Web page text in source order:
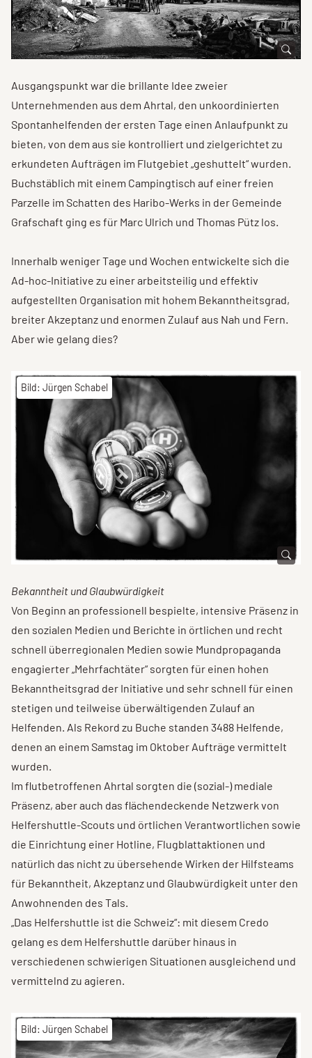
Ausgangspunkt war die brillante Idee zweier
Unternehmenden aus dem Ahrtal, den unkoordinierten
Spontanhelfenden der ersten Tage einen Anlaufpunkt zu
bieten, von dem aus sie kontrolliert und zielgerichtet zu
erkundeten Aufträgen im Flutgebiet „geshuttelt“ wurden.
Buchstäblich mit einem Campingtisch auf einer freien
Parzelle im Schatten des Haribo-Werks in der Gemeinde
Grafschaft ging es für Marc Ulrich und Thomas Pütz los.
Innerhalb weniger Tage und Wochen entwickelte sich die
Ad-hoc-Initiative zu einer arbeitsteilig und effektiv
aufgestellten Organisation mit hohem Bekanntheitsgrad,
breiter Akzeptanz und enormen Zulauf aus Nah und Fern.
Aber wie gelang dies?
Bild: Jürgen Schabel
Bekanntheit und Glaubwürdigkeit
Von Beginn an professionell bespielte, intensive Präsenz in
den sozialen Medien und Berichte in örtlichen und recht
schnell überregionalen Medien sowie Mundpropaganda
engagierter „Mehrfachtäter“ sorgten für einen hohen
Bekanntheitsgrad der Initiative und sehr schnell für einen
stetigen und teilweise überwältigenden Zulauf an
Helfenden. Als Rekord zu Buche standen 3488 Helfende,
denen an einem Samstag im Oktober Aufträge vermittelt
wurden.
Im flutbetroffenen Ahrtal sorgten die (sozial-) mediale
Präsenz, aber auch das flächendeckende Netzwerk von
Helfershuttle-Scouts und örtlichen Verantwortlichen sowie
die Einrichtung einer Hotline, Flugblattaktionen und
natürlich das nicht zu übersehende Wirken der Hilfsteams
für Bekanntheit, Akzeptanz und Glaubwürdigkeit unter den
Anwohnenden des Tals.
„Das Helfershuttle ist die Schweiz“: mit diesem Credo
gelang es dem Helfershuttle darüber hinaus in
verschiedenen schwierigen Situationen ausgleichend und
vermittelnd zu agieren.
Bild: Jürgen Schabel